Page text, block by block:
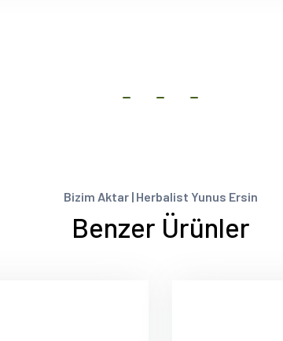
Bizim Aktar | Herbalist Yunus Ersin
Benzer Ürünler